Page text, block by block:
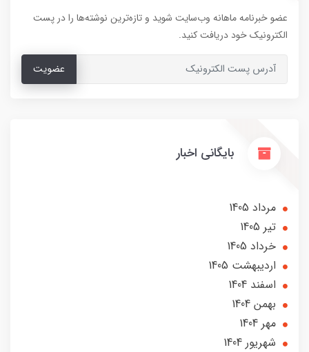
عضو خبرنامه ماهانه وب‌سایت شوید و تازه‌ترین نوشته‌ها را در پست
الکترونیک خود دریافت کنید.
عضویت
بایگانی اخبار
مرداد 1405
تير 1405
خرداد 1405
ارديبهشت 1405
اسفند 1404
بهمن 1404
مهر 1404
شهریور 1404